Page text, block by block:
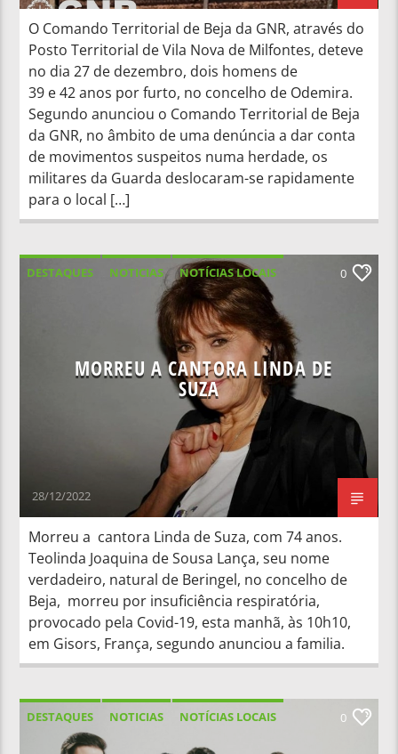
O Comando Territorial de Beja da GNR, através do
Posto Territorial de Vila Nova de Milfontes, deteve
no dia 27 de dezembro, dois homens de
39 e 42 anos por furto, no concelho de Odemira.
Segundo anunciou o Comando Territorial de Beja
da GNR, no âmbito de uma denúncia a dar conta
de movimentos suspeitos numa herdade, os
militares da Guarda deslocaram-se rapidamente
para o local […]
DESTAQUES NOTICIAS
NOTÍCIAS LOCAIS
0
MORREU A CANTORA LINDA DE
SUZA
28/12/2022
Morreu a cantora Linda de Suza, com 74 anos.
Teolinda Joaquina de Sousa Lança, seu nome
verdadeiro, natural de Beringel, no concelho de
Beja, morreu por insuficiência respiratória,
provocado pela Covid-19, esta manhã, às 10h10,
em Gisors, França, segundo anunciou a familia.
DESTAQUES NOTICIAS
NOTÍCIAS LOCAIS
NOTÍCIAS NACIONAIS
0